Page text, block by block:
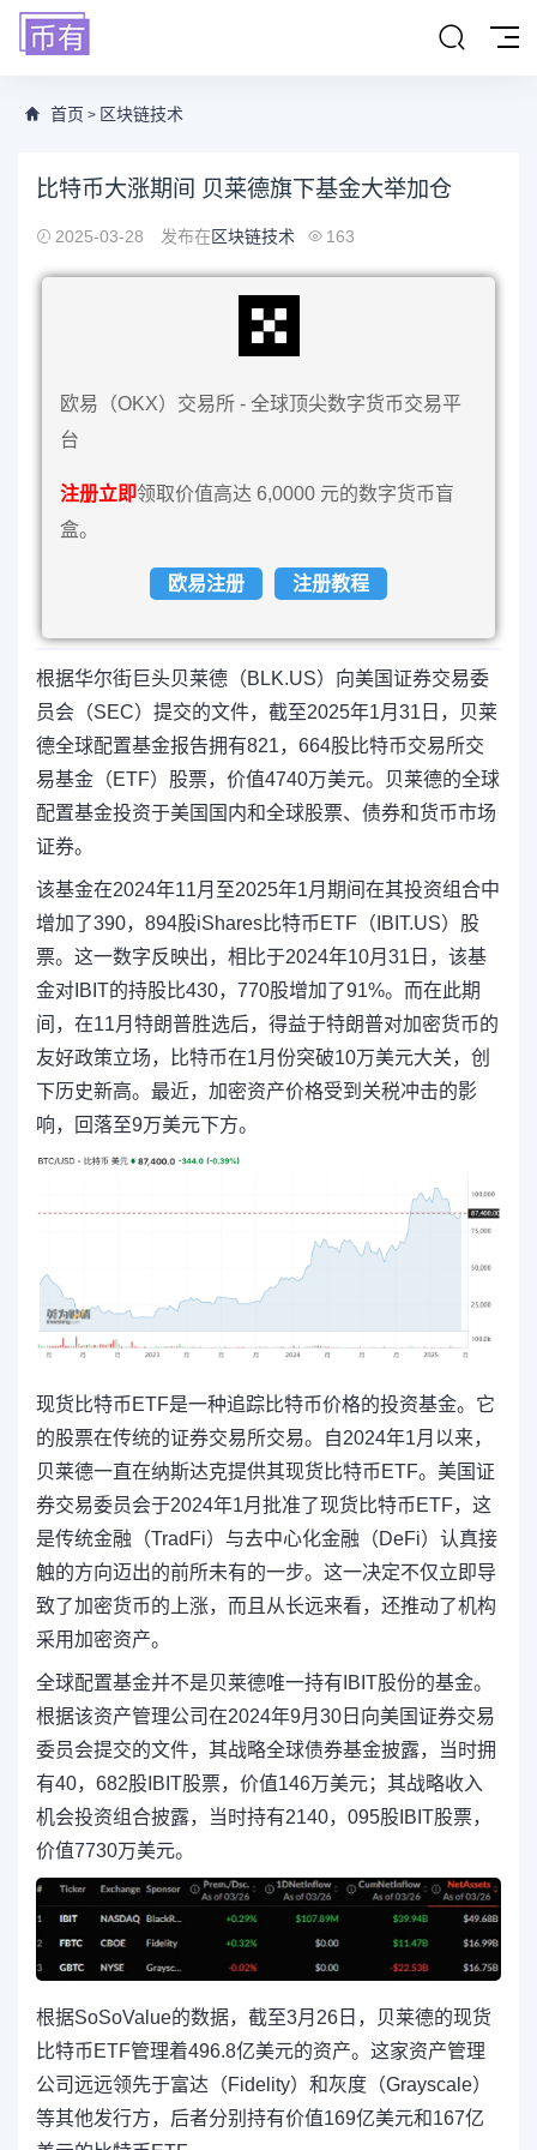
首页 > 区块链技术
比特币大涨期间 贝莱德旗下基金大举加仓
2025-03-28 发布在区块链技术 163
欧易（OKX）交易所 - 全球顶尖数字货币交易平
台
注册立即领取价值高达 6,0000 元的数字货币盲
盒。
欧易注册 注册教程
根据华尔街巨头贝莱德（BLK.US）向美国证券交易委
员会（SEC）提交的文件，截至2025年1月31日，贝莱
德全球配置基金报告拥有821，664股比特币交易所交
易基金（ETF）股票，价值4740万美元。贝莱德的全球
配置基金投资于美国国内和全球股票、债券和货币市场
证券。
该基金在2024年11月至2025年1月期间在其投资组合中
增加了390，894股iShares比特币ETF（IBIT.US）股
票。这一数字反映出，相比于2024年10月31日，该基
金对IBIT的持股比430，770股增加了91%。而在此期
间，在11月特朗普胜选后，得益于特朗普对加密货币的
友好政策立场，比特币在1月份突破10万美元大关，创
下历史新高。最近，加密资产价格受到关税冲击的影
响，回落至9万美元下方。
现货比特币ETF是一种追踪比特币价格的投资基金。它
的股票在传统的证券交易所交易。自2024年1月以来，
贝莱德一直在纳斯达克提供其现货比特币ETF。美国证
券交易委员会于2024年1月批准了现货比特币ETF，这
是传统金融（TradFi）与去中心化金融（DeFi）认真接
触的方向迈出的前所未有的一步。这一决定不仅立即导
致了加密货币的上涨，而且从长远来看，还推动了机构
采用加密资产。
全球配置基金并不是贝莱德唯一持有IBIT股份的基金。
根据该资产管理公司在2024年9月30日向美国证券交易
委员会提交的文件，其战略全球债券基金披露，当时拥
有40，682股IBIT股票，价值146万美元；其战略收入
机会投资组合披露，当时持有2140，095股IBIT股票，
价值7730万美元。
根据SoSoValue的数据，截至3月26日，贝莱德的现货
比特币ETF管理着496.8亿美元的资产。这家资产管理
公司远远领先于富达（Fidelity）和灰度（Grayscale）
等其他发行方，后者分别持有价值169亿美元和167亿